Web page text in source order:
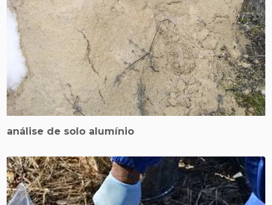
análise de solo alumínio